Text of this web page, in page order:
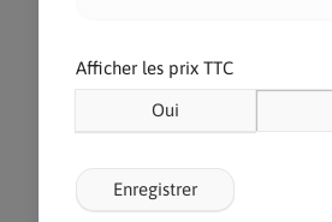
Je souhaite être
J'ai lu la politique de
Afficher les prix TTC
Oui
Enregistrer